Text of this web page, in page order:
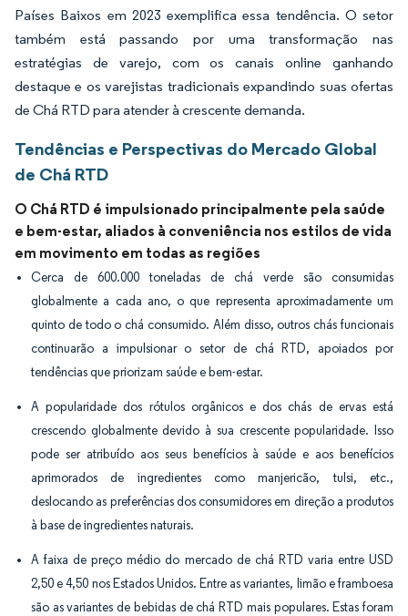
Países Baixos em 2023 exemplifica essa tendência. O setor
também está passando por uma transformação nas
estratégias de varejo, com os canais online ganhando
destaque e os varejistas tradicionais expandindo suas ofertas
de Chá RTD para atender à crescente demanda.
Tendências e Perspectivas do Mercado Global
de Chá RTD
O Chá RTD é impulsionado principalmente pela saúde
e bem-estar, aliados à conveniência nos estilos de vida
em movimento em todas as regiões
Cerca de 600.000 toneladas de chá verde são consumidas
globalmente a cada ano, o que representa aproximadamente um
quinto de todo o chá consumido. Além disso, outros chás funcionais
continuarão a impulsionar o setor de chá RTD, apoiados por
tendências que priorizam saúde e bem-estar.
A popularidade dos rótulos orgânicos e dos chás de ervas está
crescendo globalmente devido à sua crescente popularidade. Isso
pode ser atribuído aos seus benefícios à saúde e aos benefícios
aprimorados de ingredientes como manjericão, tulsi, etc.,
deslocando as preferências dos consumidores em direção a produtos
à base de ingredientes naturais.
A faixa de preço médio do mercado de chá RTD varia entre USD
2,50 e 4,50 nos Estados Unidos. Entre as variantes, limão e framboesa
são as variantes de bebidas de chá RTD mais populares. Estas foram